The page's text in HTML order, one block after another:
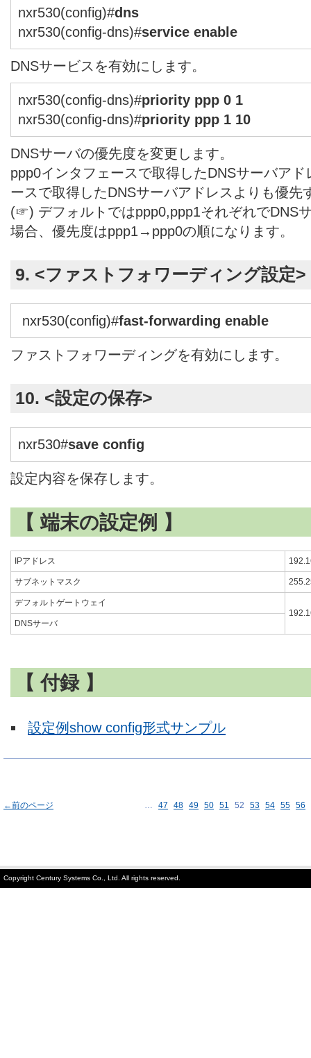
nxr530(config)#dns
nxr530(config-dns)#service enable
DNSサービスを有効にします。
nxr530(config-dns)#priority ppp 0 1
nxr530(config-dns)#priority ppp 1 10
DNSサーバの優先度を変更します。
ppp0インタフェースで取得したDNSサーバア
ースで取得したDNSサーバアドレスよりも優先
(☞) デフォルトではppp0,ppp1それぞれでDNS
場合、優先度はppp1→ppp0の順になります。
9. <ファストフォワーディング設定>
nxr530(config)#fast-forwarding enable
ファストフォワーディングを有効にします。
10. <設定の保存>
nxr530#save config
設定内容を保存します。
【 端末の設定例 】
IPアドレス
サブネットマスク
デフォルトゲートウェイ
DNSサーバ
【 付録 】
設定例show config形式サンプル
←前のページ … 47 48 49 50 51 52 53 54 55 56
Copyright Century Systems Co., Ltd. All rights reserved.